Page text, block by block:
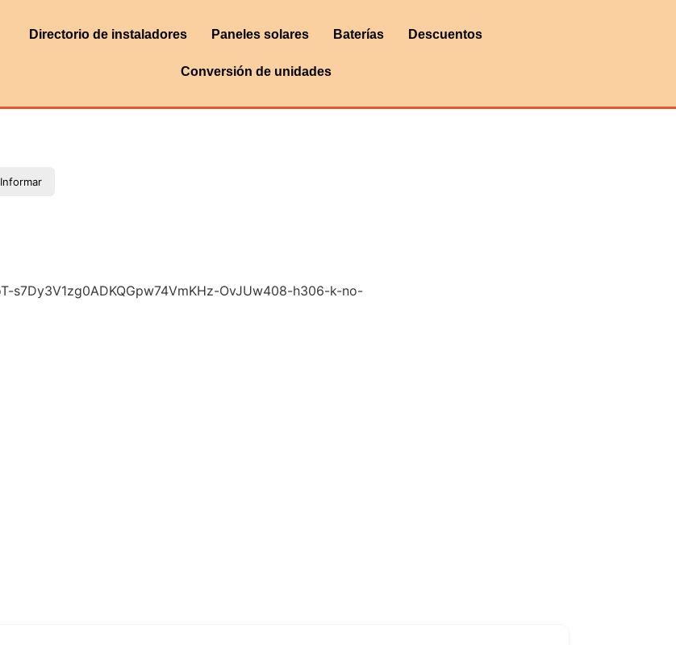
Directorio de instaladores Paneles solares Baterías Descuentos
Conversión de unidades
Informar